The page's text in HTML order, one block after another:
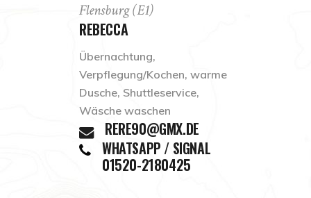
Flensburg (E1)
REBECCA
Übernachtung,
Verpflegung/Kochen, warme
Dusche, Shuttleservice,
Wäsche waschen
RERE90@GMX.DE
WHATSAPP / SIGNAL
01520-2180425